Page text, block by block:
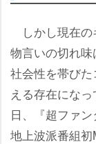
しかし現在の
物言いの切れ味
社会性を帯びた
える存在にな
日、『超ファ
地上波派番組